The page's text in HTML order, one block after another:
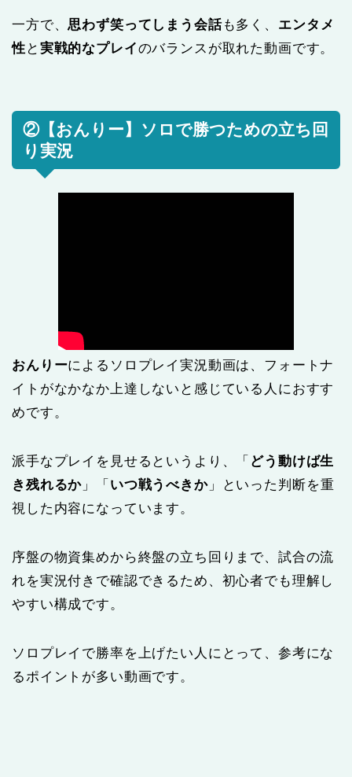
一方で、思わず笑ってしまう会話も多く、 エンタメ
性 と 実戦的なプレイのバランスが取れた動画です。
②【おんりー】ソロで勝つための立ち回
り実況
おんりーによるソロプレイ実況動画は、フォートナ
イトがなかなか上達しないと感じている人におすす
めです。
派手なプレイを見せるというより、「 どう動けば生
き残れるか 」「 いつ戦うべきか」といった判断を重
視した内容になっています。
序盤の物資集めから終盤の立ち回りまで、試合の流
れを実況付きで確認できるため、初心者でも理解し
やすい構成です。
ソロプレイで勝率を上げたい人にとって、参考にな
るポイントが多い動画です。